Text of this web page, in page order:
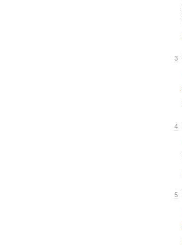
3
4
5